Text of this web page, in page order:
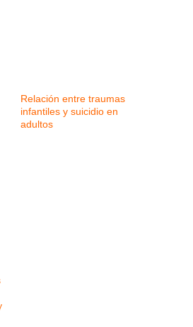
Relación entre traumas
infantiles y suicidio en
adultos